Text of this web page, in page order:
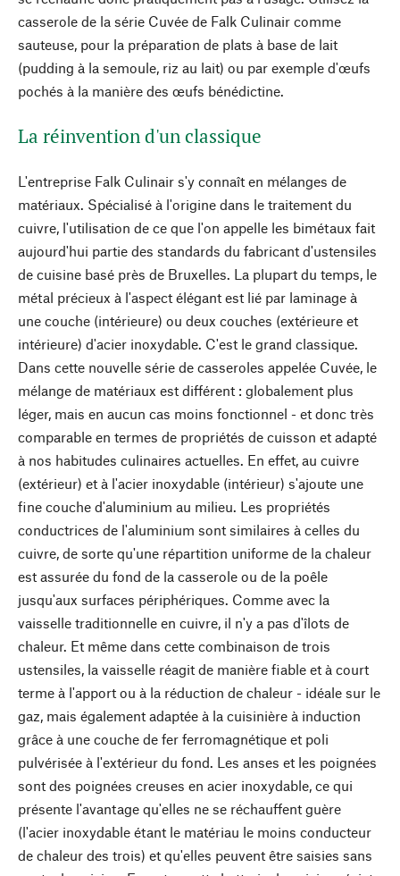
casserole de la série Cuvée de Falk Culinair comme
sauteuse, pour la préparation de plats à base de lait
(pudding à la semoule, riz au lait) ou par exemple d'œufs
pochés à la manière des œufs bénédictine.
La réinvention d'un classique
L'entreprise Falk Culinair s'y connaît en mélanges de
matériaux. Spécialisé à l'origine dans le traitement du
cuivre, l'utilisation de ce que l'on appelle les bimétaux fait
aujourd'hui partie des standards du fabricant d'ustensiles
de cuisine basé près de Bruxelles. La plupart du temps, le
métal précieux à l'aspect élégant est lié par laminage à
une couche (intérieure) ou deux couches (extérieure et
intérieure) d'acier inoxydable. C'est le grand classique.
Dans cette nouvelle série de casseroles appelée Cuvée, le
mélange de matériaux est différent : globalement plus
léger, mais en aucun cas moins fonctionnel - et donc très
comparable en termes de propriétés de cuisson et adapté
à nos habitudes culinaires actuelles. En effet, au cuivre
(extérieur) et à l'acier inoxydable (intérieur) s'ajoute une
fine couche d'aluminium au milieu. Les propriétés
conductrices de l'aluminium sont similaires à celles du
cuivre, de sorte qu'une répartition uniforme de la chaleur
est assurée du fond de la casserole ou de la poêle
jusqu'aux surfaces périphériques. Comme avec la
vaisselle traditionnelle en cuivre, il n'y a pas d'îlots de
chaleur. Et même dans cette combinaison de trois
ustensiles, la vaisselle réagit de manière fiable et à court
terme à l'apport ou à la réduction de chaleur - idéale sur le
gaz, mais également adaptée à la cuisinière à induction
grâce à une couche de fer ferromagnétique et poli
pulvérisée à l'extérieur du fond. Les anses et les poignées
sont des poignées creuses en acier inoxydable, ce qui
présente l'avantage qu'elles ne se réchauffent guère
(l'acier inoxydable étant le matériau le moins conducteur
de chaleur des trois) et qu'elles peuvent être saisies sans